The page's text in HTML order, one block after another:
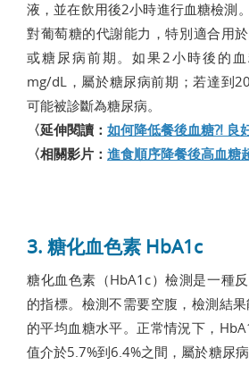
液，並在飲用後2小時進行血糖檢測
對葡萄糖的代謝能力，特別適合用
或糖尿病前期。如果2小時後的
mg/dL，屬於糖尿病前期；若達到
可能被診斷為糖尿病。
〈延伸閱讀： 如何降低餐後血糖?! 良
〈相關影片： 進食順序降餐後高血糖
3. 糖化血色素 HbA1c
糖化血色素（HbA1c）檢測是一種
的指標。檢測不需要空腹，檢測結
的平均血糖水平。正常情況下，
值介於5.7%到6.4%之間，屬於糖尿